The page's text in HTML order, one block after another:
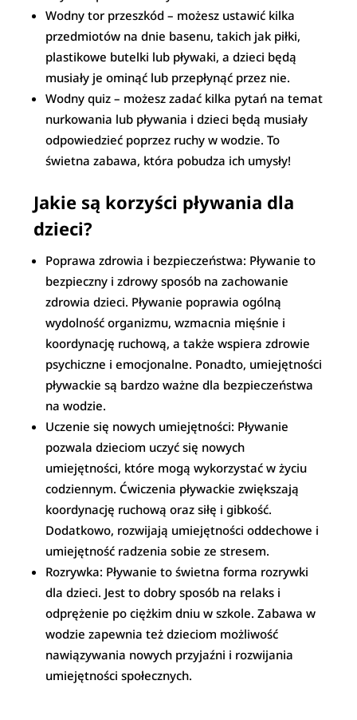
Wodny tor przeszkód – możesz ustawić kilka
przedmiotów na dnie basenu, takich jak piłki,
plastikowe butelki lub pływaki, a dzieci będą
musiały je ominąć lub przepłynąć przez nie.
Wodny quiz – możesz zadać kilka pytań na temat
nurkowania lub pływania i dzieci będą musiały
odpowiedzieć poprzez ruchy w wodzie. To
świetna zabawa, która pobudza ich umysły!
Jakie są korzyści pływania dla
dzieci?
Poprawa zdrowia i bezpieczeństwa: Pływanie to
bezpieczny i zdrowy sposób na zachowanie
zdrowia dzieci. Pływanie poprawia ogólną
wydolność organizmu, wzmacnia mięśnie i
koordynację ruchową, a także wspiera zdrowie
psychiczne i emocjonalne. Ponadto, umiejętności
pływackie są bardzo ważne dla bezpieczeństwa
na wodzie.
Uczenie się nowych umiejętności: Pływanie
pozwala dzieciom uczyć się nowych
umiejętności, które mogą wykorzystać w życiu
codziennym. Ćwiczenia pływackie zwiększają
koordynację ruchową oraz siłę i gibkość.
Dodatkowo, rozwijają umiejętności oddechowe i
umiejętność radzenia sobie ze stresem.
Rozrywka: Pływanie to świetna forma rozrywki
dla dzieci. Jest to dobry sposób na relaks i
odprężenie po ciężkim dniu w szkole. Zabawa w
wodzie zapewnia też dzieciom możliwość
nawiązywania nowych przyjaźni i rozwijania
umiejętności społecznych.